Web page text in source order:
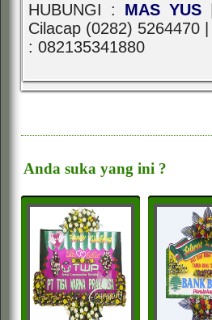
HUBUNGI : MAS YUS
Cilacap (0282) 5264470
: 082135341880
Anda suka yang ini ?